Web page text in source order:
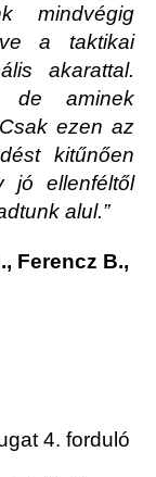
mindvégig
a taktikai
akarattal.
de aminek
ezen az
kitűnően
jó ellenféltől
alul.”
Ferencz B.,
4. forduló